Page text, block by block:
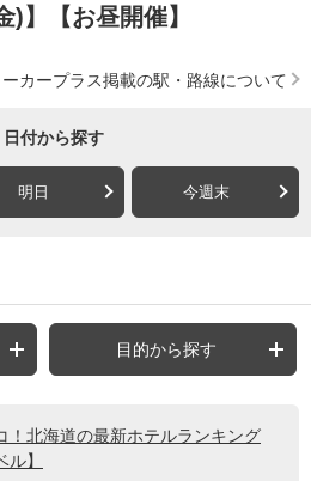
)】【お昼開催】
カープラス掲載の駅・路線について
日付から探す
明日 今週末
目的から探す
！北海道の最新ホテルランキング
ル】